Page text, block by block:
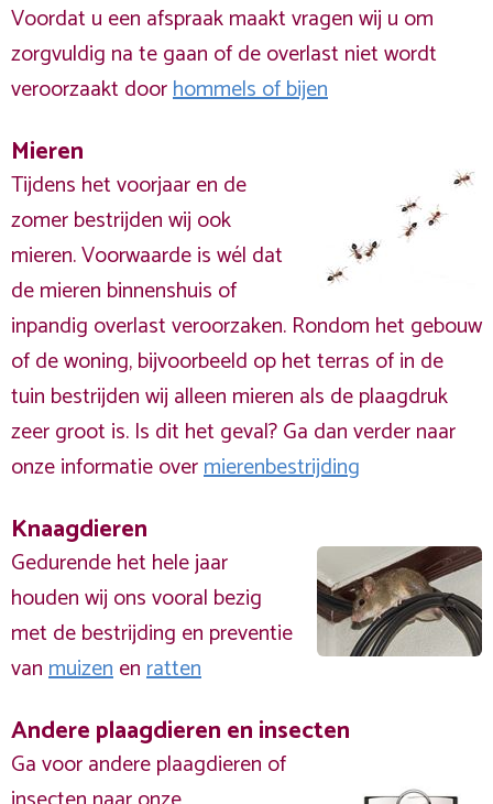
Voordat u een afspraak maakt vragen wij u om
zorgvuldig na te gaan of de overlast niet wordt
veroorzaakt doorhommels of bijen
Mieren
Tijdens het voorjaar en de
zomer bestrijden wij ook
mieren. Voorwaarde is wél dat
de mieren binnenshuis of
inpandig overlast veroorzaken. Rondom het gebouw
of de woning, bijvoorbeeld op het terras of in de
tuin bestrijden wij alleen mieren als de plaagdruk
zeer groot is. Is dit het geval? Ga dan verder naar
onze informatie overmierenbestrijding
Knaagdieren
Gedurende het hele jaar
houden wij ons vooral bezig
met de bestrijding en preventie
vanmuizenenratten
Andere plaagdieren en insecten
Ga voor andere plaagdieren of